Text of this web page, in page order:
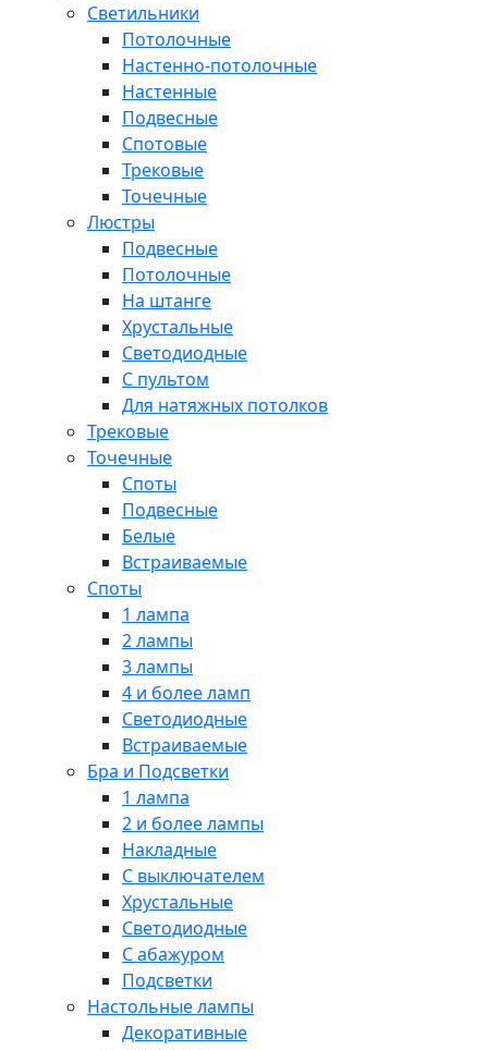
Светильники
Потолочные
Настенно-потолочные
Настенные
Подвесные
Спотовые
Трековые
Точечные
Люстры
Подвесные
Потолочные
На штанге
Хрустальные
Светодиодные
С пультом
Для натяжных потолков
Трековые
Точечные
Споты
Подвесные
Белые
Встраиваемые
Споты
1 лампа
2 лампы
3 лампы
4 и более ламп
Светодиодные
Встраиваемые
Бра и Подсветки
1 лампа
2 и более лампы
Накладные
С выключателем
Хрустальные
Светодиодные
С абажуром
Подсветки
Настольные лампы
Декоративные